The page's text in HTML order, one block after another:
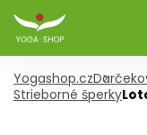
Yogashop.cz
Strieborné šperky